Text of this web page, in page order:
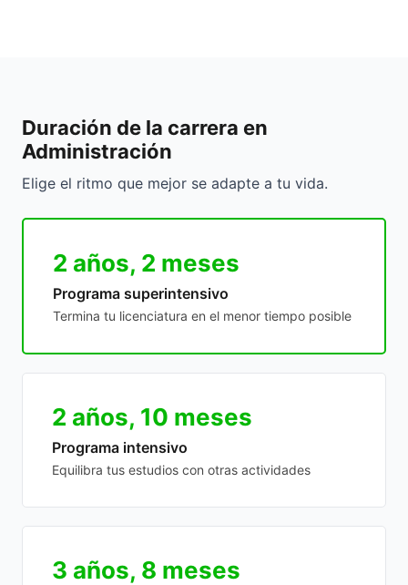
Duración de la carrera en
Administración
Elige el ritmo que mejor se adapte a tu vida.
2 años, 2 meses
Programa superintensivo
Termina tu licenciatura en el menor tiempo posible
2 años, 10 meses
Programa intensivo
Equilibra tus estudios con otras actividades
3 años, 8 meses